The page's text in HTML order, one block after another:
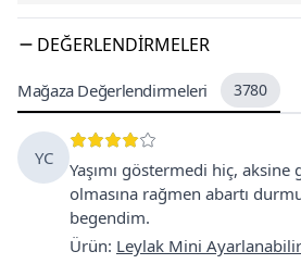
DEĞERLENDIRMELER
Mağaza Değerlendirmeleri 3780
YC
Yaşımı göstermedi hiç,
olmasına rağmen abartı
begendim.
Ürün: Leylak Mini Ayarlanabilir